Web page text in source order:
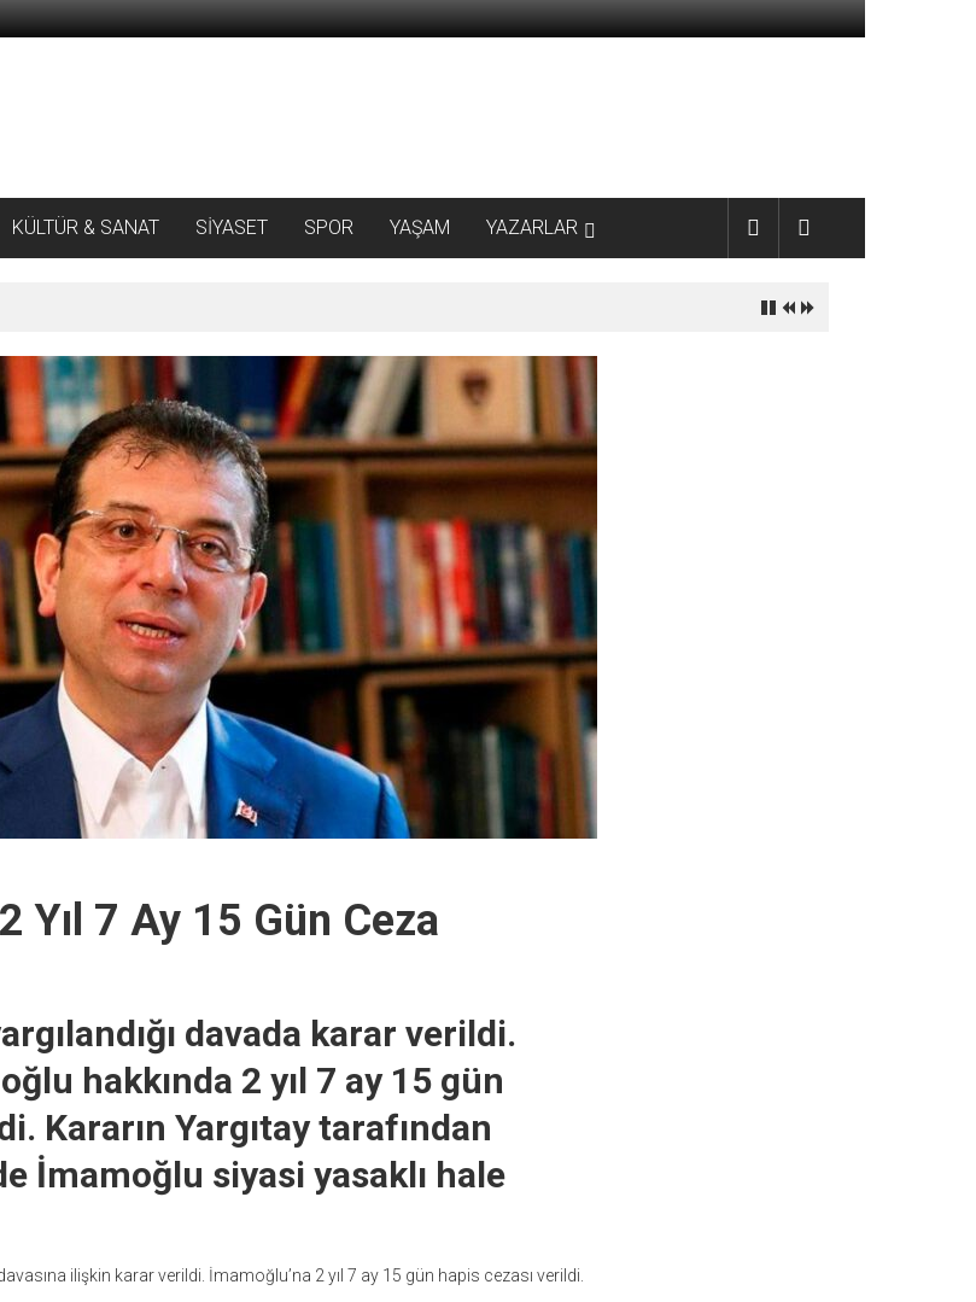
KÜLTÜR & SANAT SİYASET SPOR YAŞAM YAZARLAR
Yıl 7 Ay 15 Gün Ceza
davada karar verildi.
hakkında 2 yıl 7 ay 15 gün
Kararın Yargıtay tarafından
İmamoğlu siyasi yasaklı hale
ilişkin karar verildi. İmamoğlu’na 2 yıl 7 ay 15 gün hapis cezası verildi.